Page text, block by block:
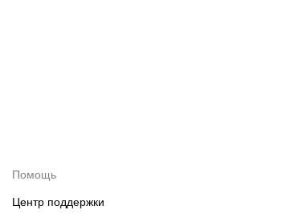
Помощь
Центр поддержки